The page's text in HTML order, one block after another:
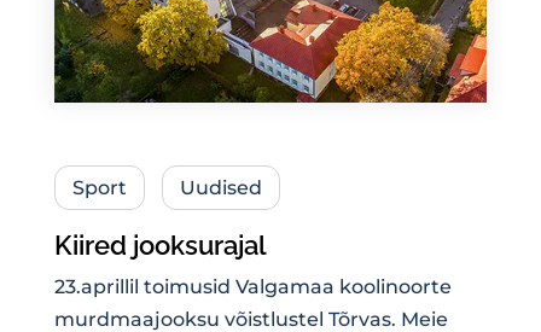
Sport Uudised
Kiired jooksurajal
23.aprillil toimusid Valgamaa koolinoorte
murdmaajooksu võistlustel Tõrvas. Meie